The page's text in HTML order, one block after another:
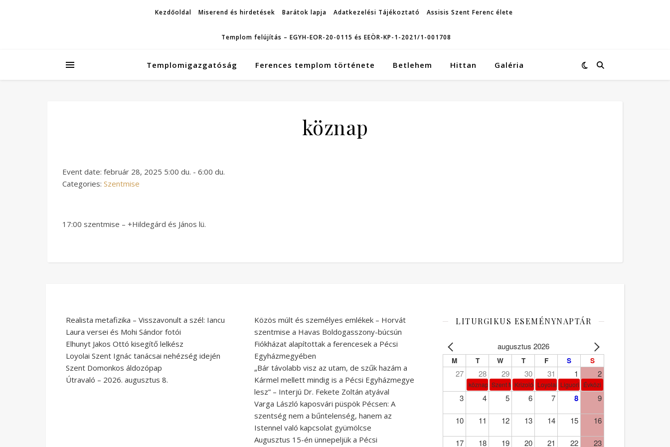
Kezdőoldal Miserend és hirdetések Barátok lapja Adatkezelési Tájékoztató Assisis Szent Ferenc élete
Templom felújítás – EGYH-EOR-20-0115 és EEÖR-KP-1-2021/1-001708
Templomigazgatóság Ferences templom története Betlehem Hittan Galéria
köznap
Event date: február 28, 2025 5:00 du. - 6:00 du.
Categories: Szentmise
17:00 szentmise – +Hildegárd és János lü.
Realista metafizika – Visszavonult a szél: Iancu
Laura versei és Mohi Sándor fotói
Elhunyt Jakos Ottó kisegítő lelkész
Loyolai Szent Ignác tanácsai nehézség idején
Szent Domonkos áldozópap
Útravaló – 2026. augusztus 8.
Közös múlt és személyes emlékek – Horvát
szentmise a Havas Boldogasszony-búcsún
Fiókházat alapítottak a ferencesek a Pécsi
Egyházmegyében
„Bár távolabb visz az utam, de szűk hazám a
Kármel mellett mindig is a Pécsi Egyházmegye
lesz” – Interjú Dr. Fekete Zoltán atyával
Varga László kaposvári püspök Pécsen: A
szentség nem a bűntelenség, hanem az
Istennel való kapcsolat gyümölcse
Augusztus 15-én ünnepeljük a Pécsi
LITURGIKUS ESEMÉNYNAPTÁR
augusztus 2026
M T W T F S S
27 28 29 30 31 1 2
köznap Szent Márta, Mária és Lázár
Krizológ Szent Péter
Loyolai Szent Ignác
Liguori Szent Alfonz pk-et.
Évközi 18. vasárnap
3 4 5 6 7 8 9
10 11 12 13 14 15 16
17 18 19 20 21 22 23